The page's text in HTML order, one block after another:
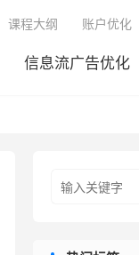
信息流广告优化
课程大纲 账户优化